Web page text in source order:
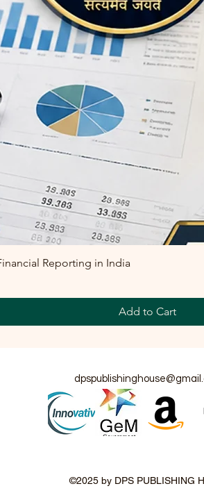
Reporting in India
Add to Cart
©2025 by DPS PUBLISHING